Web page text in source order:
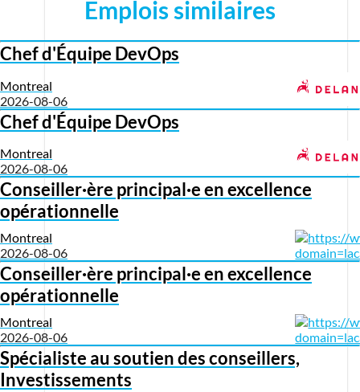
Emplois similaires
Chef d'Équipe DevOps
Montreal
2026-08-06
Chef d'Équipe DevOps
Montreal
2026-08-06
Conseiller·ère principal·e en excellence
opérationnelle
Montreal
2026-08-06
Conseiller·ère principal·e en excellence
opérationnelle
Montreal
2026-08-06
Spécialiste au soutien des conseillers,
Investissements